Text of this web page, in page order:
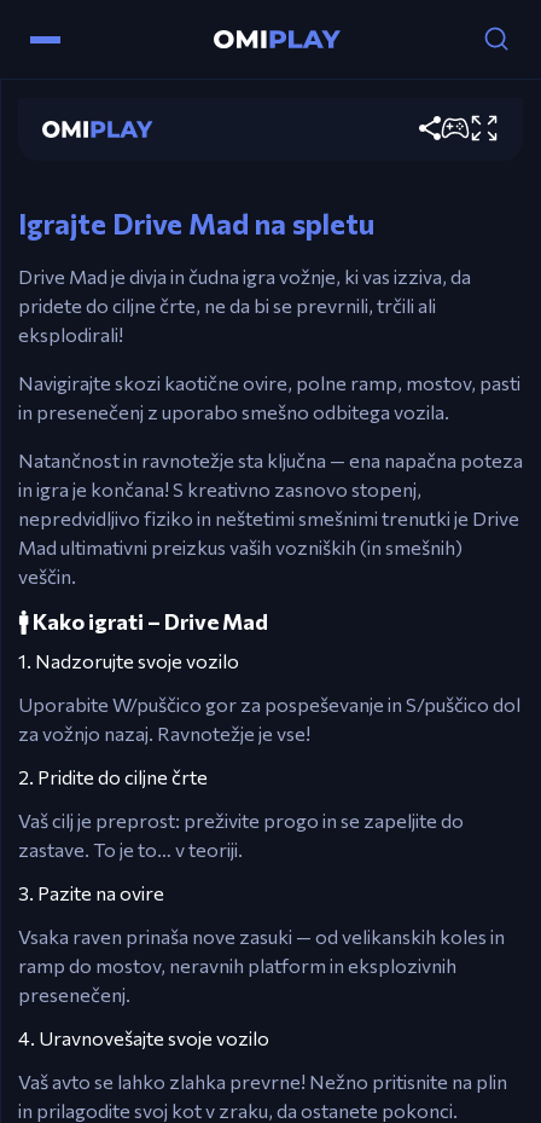
Drive Mad
WASD / Puščice – Pospeševanje & ravnotežje
Esc – Pavza.
Leva tipka za preskok – Naslednja raven (po
ciljni črti).
Igrajte Drive Mad na spletu
Drive Mad je divja in čudna igra vožnje, ki vas izziva, da
pridete do ciljne črte, ne da bi se prevrnili, trčili ali
eksplodirali!
Navigirajte skozi kaotične ovire, polne ramp, mostov, pasti
in presenečenj z uporabo smešno odbitega vozila.
Natančnost in ravnotežje sta ključna — ena napačna poteza
in igra je končana! S kreativno zasnovo stopenj,
nepredvidljivo fiziko in neštetimi smešnimi trenutki je Drive
Mad ultimativni preizkus vaših vozniških (in smešnih)
veščin.
🚹 Kako igrati – Drive Mad
1. Nadzorujte svoje vozilo
Uporabite W/puščico gor za pospeševanje in S/puščico dol
za vožnjo nazaj. Ravnotežje je vse!
2. Pridite do ciljne črte
Vaš cilj je preprost: preživite progo in se zapeljite do
zastave. To je to… v teoriji.
3. Pazite na ovire
Vsaka raven prinaša nove zasuki — od velikanskih koles in
ramp do mostov, neravnih platform in eksplozivnih
presenečenj.
4. Uravnovešajte svoje vozilo
Vaš avto se lahko zlahka prevrne! Nežno pritisnite na plin
in prilagodite svoj kot v zraku, da ostanete pokonci.